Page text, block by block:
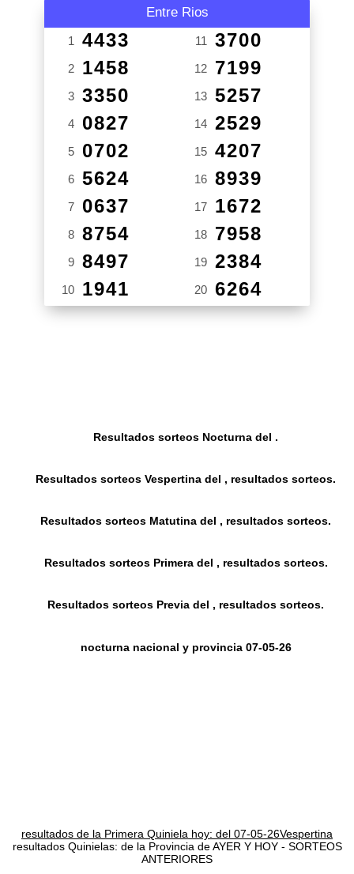
Entre Rios
1 4433
2 1458
3 3350
4 0827
5 0702
6 5624
7 0637
8 8754
9 8497
10 1941
11 3700
12 7199
13 5257
14 2529
15 4207
16 8939
17 1672
18 7958
19 2384
20 6264
Resultados sorteos Nocturna del .
Resultados sorteos Vespertina del , resultados sorteos.
Resultados sorteos Matutina del , resultados sorteos.
Resultados sorteos Primera del , resultados sorteos.
Resultados sorteos Previa del , resultados sorteos.
nocturna nacional y provincia 07-05-26
resultados de la Primera Quiniela hoy: del 07-05-26Vespertina
resultados Quinielas: de la Provincia de AYER Y HOY - SORTEOS
ANTERIORES